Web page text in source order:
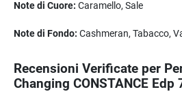
Note di Cuore: Caramello, Sale
Note di Fondo: Cashmeran, Tabacco,
Recensioni Verificate per
Changing CONSTANCE Edp